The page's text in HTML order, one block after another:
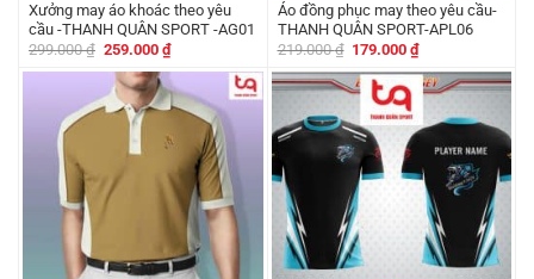
Xưởng may áo khoác theo yêu
cầu -THANH QUÂN SPORT -AG01
299.000₫ Giá
là:
299.000 ₫.
259.000 ₫Giá
hiện
tại
là:
259.000 ₫.
Áo đồng phục may theo yêu cầu-
THANH QUÂN SPORT-APL06
219.000₫ Giá
là:
219.000 ₫.
179.000₫Giá
tại
là: